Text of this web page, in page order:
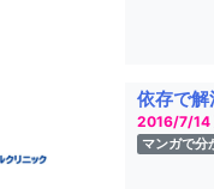
依存で解
2016/7/14
マンガで